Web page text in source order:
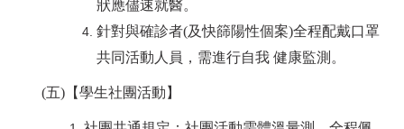
狀應儘速就醫。
針對與確診者(及快篩陽性個案)全程配戴口罩
共同活動人員，需進行自我 健康監測。
(五)【學生社團活動】